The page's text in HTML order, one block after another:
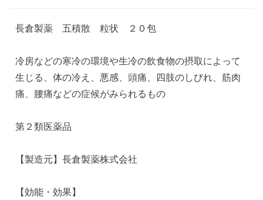
長倉製薬 五積散 粒状 ２０包
冷房などの寒冷の環境や生冷の飲食物の摂取によって
生じる、体の冷え、悪感、頭痛、四肢のしびれ、筋肉
痛、腰痛などの症候がみられるもの
第２類医薬品
【製造元】長倉製薬株式会社
【効能・効果】